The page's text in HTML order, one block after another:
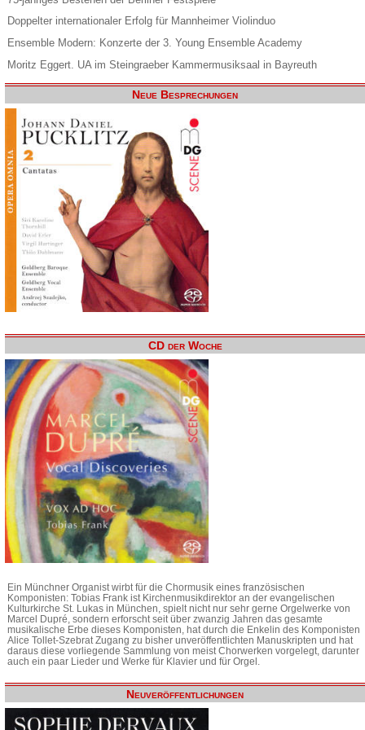
Doppelter internationaler Erfolg für Mannheimer Violinduo
Ensemble Modern: Konzerte der 3. Young Ensemble Academy
Moritz Eggert. UA im Steingraeber Kammermusiksaal in Bayreuth
Neue Besprechungen
CD der Woche
Ein Münchner Organist wirbt für die Chormusik eines französischen
Komponisten: Tobias Frank ist Kirchenmusikdirektor an der evangelischen
Kulturkirche St. Lukas in München, spielt nicht nur sehr gerne Orgelwerke von
Marcel Dupré, sondern erforscht seit über zwanzig Jahren das gesamte
musikalische Erbe dieses Komponisten, hat durch die Enkelin des Komponisten
Alice Tollet-Szebrat Zugang zu bisher unveröffentlichten Manuskripten und hat
daraus diese vorliegende Sammlung von meist Chorwerken vorgelegt, darunter
auch ein paar Lieder und Werke für Klavier und für Orgel.
Neuveröffentlichungen